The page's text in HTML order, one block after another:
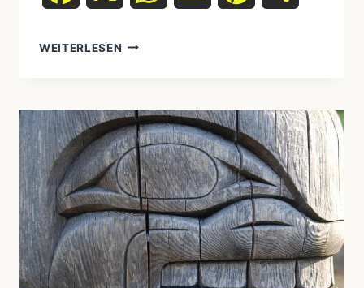
WEITERLESEN
IN
EINEM
FREIEN
LEBEN